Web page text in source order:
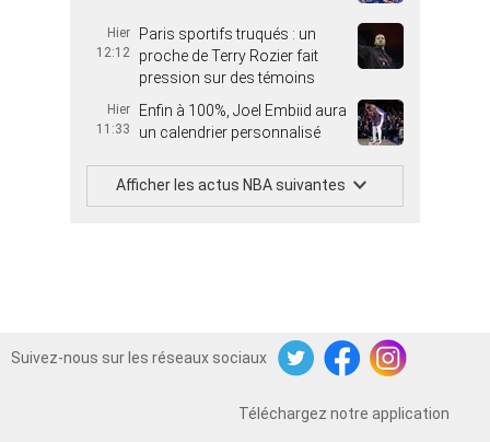
Hier
12:12
Paris sportifs truqués : un
proche de Terry Rozier fait
pression sur des témoins
Hier
11:33
Enfin à 100%, Joel Embiid aura
un calendrier personnalisé
Afficher les actus NBA suivantes
Suivez-nous sur les réseaux sociaux
TwitterFacebookInstagram
Téléchargez notre application